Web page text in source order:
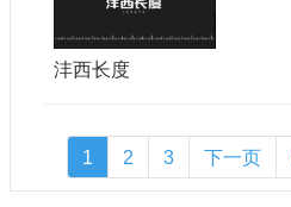
沣西长度
1 2 3 下一页